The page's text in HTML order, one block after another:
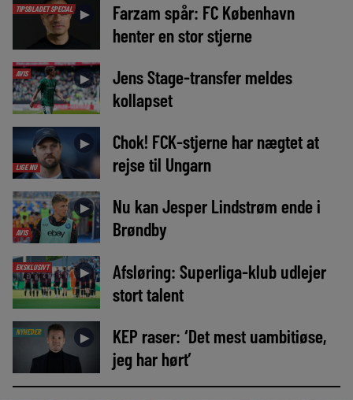
TIPSBLADET SPECIAL ►
Farzam spår: FC København
henter en stor stjerne
AVIS ►
Jens Stage-transfer meldes
kollapset
LIGE NU
►
Chok! FCK-stjerne har nægtet at
rejse til Ungarn
AVIS
►
Nu kan Jesper Lindstrøm ende i
Brøndby
EKSKLUSIVT ►
Afsløring: Superliga-klub udlejer
stort talent
NYHEDER ►
KEP raser: ‘Det mest uambitiøse,
jeg har hørt’